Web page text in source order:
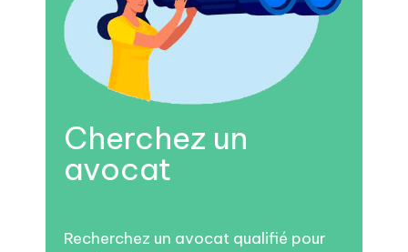
Cherchez un
avocat
Recherchez un avocat qualifié pour